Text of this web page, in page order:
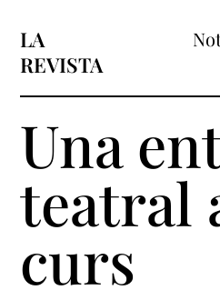
LA
REVISTA
Una
teatral
curs